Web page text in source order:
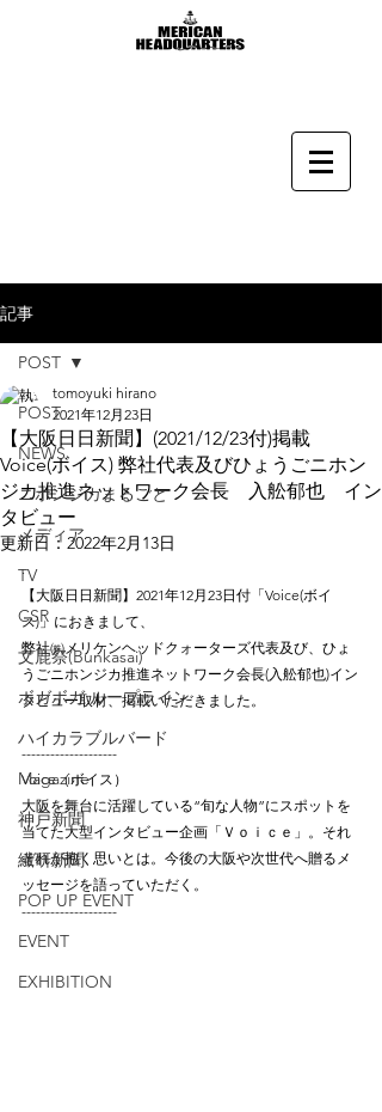
記事
POST
NEWS
ニホンジカまるごと
メディア
TV
CSR
文鹿祭(Bunkasai)
ボガボガ ループライン
ハイカラブルバード
Magazine
神戸新聞
繊研新聞
POP UP EVENT
EVENT
EXHIBITION
POST
【大阪日日新聞】(2021/12/23付)掲載
Voice(ボイス) 弊社代表及びひょうごニホン
ジカ推進ネットワーク会長 入舩郁也 イン
タビュー
tomoyuki hirano
2021年12月23日
更新日： 2022年2月13日
.
【大阪日日新聞】2021年12月23日付「Voice(ボイ
ス)」におきまして、
弊社㈱メリケンヘッドクォーターズ代表及び、ひょ
うごニホンジカ推進ネットワーク会長(入舩郁也)イン
タビュー取材、掲載いただきました。
--------------------
Voice（ボイス）
大阪を舞台に活躍している“旬な人物”にスポットを
当てた大型インタビュー企画「Ｖｏｉｃｅ」。それ
ぞれが抱く思いとは。今後の大阪や次世代へ贈るメ
ッセージを語っていただく。
--------------------